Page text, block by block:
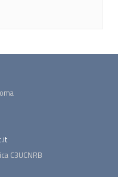
C3UCNRB